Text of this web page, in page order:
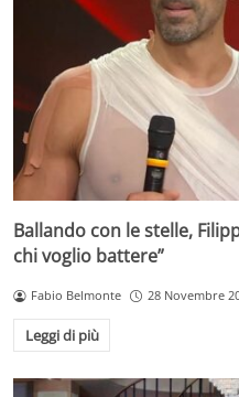
Ballando con le stelle,
chi voglio battere”
Fabio Belmonte 28 Novembre
Leggi di più